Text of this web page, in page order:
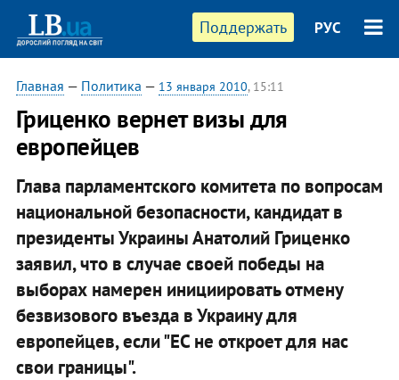
Поддержать РУС
Главная — Политика — 13 января 2010, 15:11
Гриценко вернет визы для
европейцев
Глава парламентского комитета по вопросам
национальной безопасности, кандидат в
президенты Украины Анатолий Гриценко
заявил, что в случае своей победы на
выборах намерен инициировать отмену
безвизового въезда в Украину для
европейцев, если "ЕС не откроет для нас
свои границы".